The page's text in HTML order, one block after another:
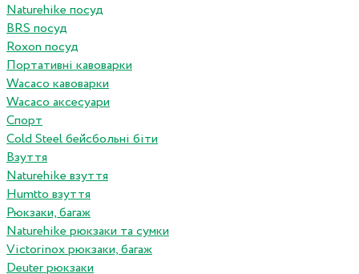
Naturehike посуд
BRS посуд
Roxon посуд
Портативні кавоварки
Wacaco кавоварки
Wacaco аксесуари
Спорт
Cold Steel бейсбольні біти
Взуття
Naturehike взуття
Humtto взуття
Рюкзаки, багаж
Naturehike рюкзаки та сумки
Victorinox рюкзаки, багаж
Deuter рюкзаки